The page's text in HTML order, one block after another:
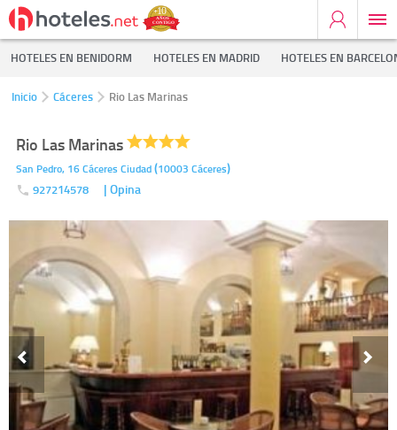
HOTELES EN BENIDORM HOTELES EN MADRID HOTELES EN
Inicio Cáceres Rio Las Marinas
Rio Las Marinas
San Pedro, 16Cáceres Ciudad(10003 Cáceres)
927214578 | Opina